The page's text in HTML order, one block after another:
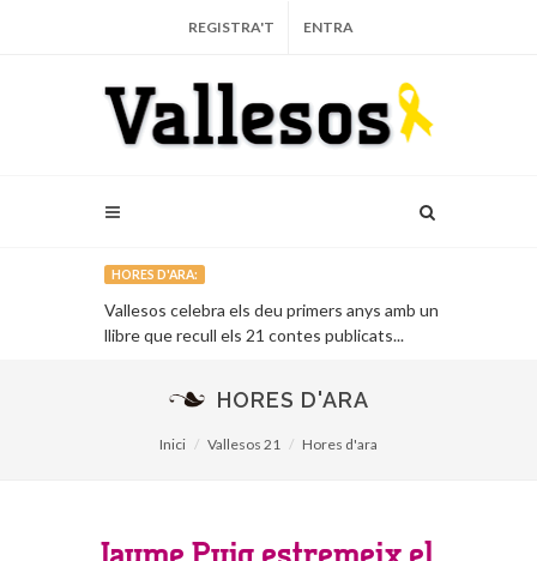
REGISTRA'T ENTRA
HORES D'ARA:
Vallesos celebra els deu primers anys amb un
llibre que recull els 21 contes publicats...
HORES D'ARA
Inici Vallesos 21 Hores d'ara